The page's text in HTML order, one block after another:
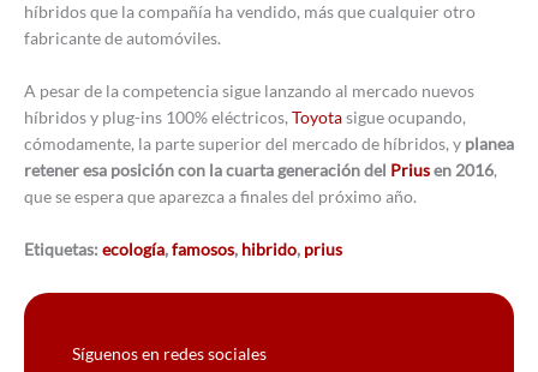
híbridos que la compañía ha vendido, más que cualquier otro
fabricante de automóviles.
A pesar de la competencia sigue lanzando al mercado nuevos
híbridos y plug-ins 100% eléctricos, Toyotasigue ocupando,
cómodamente, la parte superior del mercado de híbridos, y planea
retener esa posición con la cuarta generación del Priusen 2016,
que se espera que aparezca a finales del próximo año.
Etiquetas: ecología,famosos, hibrido, prius
Síguenos en redes sociales